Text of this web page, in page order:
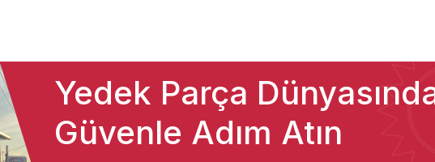
Yedek Parça
Güvenle Adım Atın